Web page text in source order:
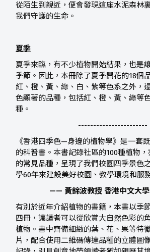
從陌生到親近，便會發現這座水泥森林
我們守護的生命。
夏季
夏季來臨，有不少植物開始結果，也是
季節。因此，本冊除了夏季開花的18個
紅、橙、黃、綠、白、紫等色系之外，
色顯著的品種，包括紅、橙、黃、綠等
種。
-----------------------
《香港四季色—身邊的植物學》是一套
的科普書。本書記錄社區的100種植物
的常見品種，呈現了我們校園四季景色
學60年來建設美好校園、教學環境和服
—— 黃錦波教授 香港中文大
有別於近年介紹植物的書籍，本書以季
四冊，讓讀者可以從欣賞大自然色彩的
植物。書中齊備細緻的葉、花、果等特
片，配合使用二維碼傳達品種的立體圖